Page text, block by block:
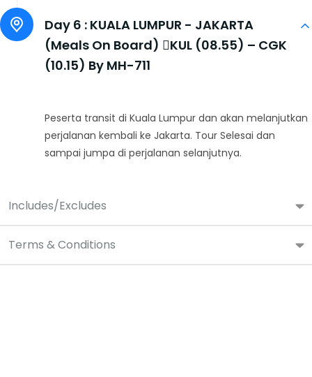
Includes/Excludes
Terms & Conditions
Day 6 : KUALA LUMPUR - JAKARTA
(Meals On Board) KUL (08.55) – CGK
(10.15) By MH-711
Peserta transit di Kuala Lumpur dan akan melanjutkan
perjalanan kembali ke Jakarta. Tour Selesai dan
sampai jumpa di perjalanan selanjutnya.